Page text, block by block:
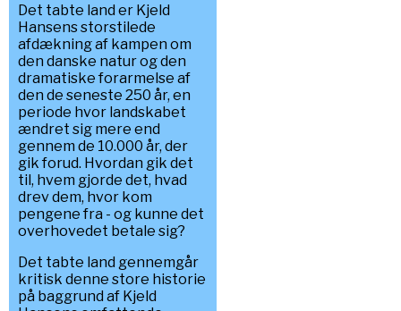
Det tabte land er Kjeld
Hansens storstilede
afdækning af kampen om
den danske natur og den
dramatiske forarmelse af
den de seneste 250 år, en
periode hvor landskabet
ændret sig mere end
gennem de 10.000 år, der
gik forud. Hvordan gik det
til, hvem gjorde det, hvad
drev dem, hvor kom
pengene fra - og kunne det
overhovedet betale sig?
Det tabte land gennemgår
kritisk denne store historie
på baggrund af Kjeld